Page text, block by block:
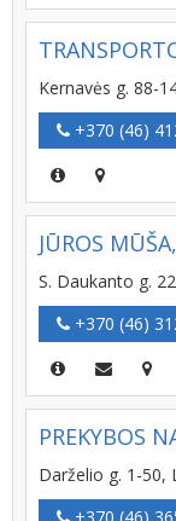
Kernavės g. 88-
+370 (46)
JŪROS
S. Daukanto g.
+370 (46)
PREKYBOS
Darželio g. 1-50,